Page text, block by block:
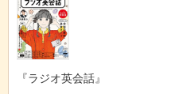
『ラジオ英会話』